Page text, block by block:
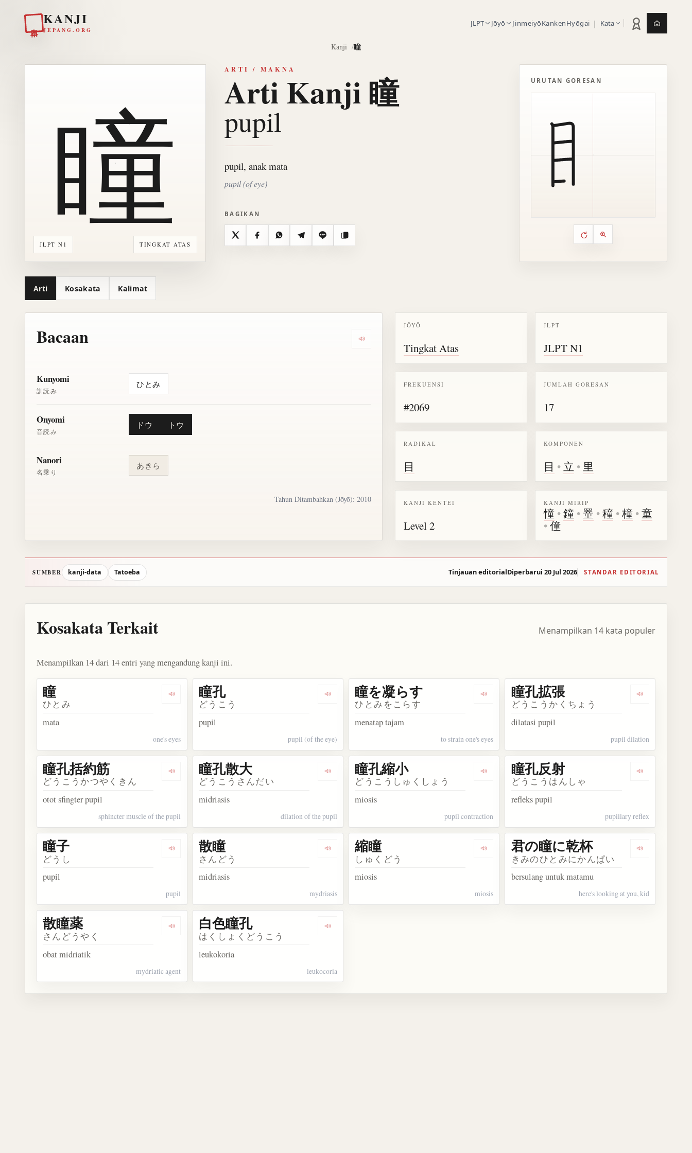
KANJI
JEPANG.ORG
JLPT Jōyō JinmeiyōKankenHyōgai | Kata Statistik latihan
Kanji 瞳
JLPT N1 TINGKAT ATAS
瞳
ARTI / MAKNA
Arti Kanji 瞳
pupil
pupil, anak mata
pupil (of eye)
BAGIKAN
X FacebookWhatsAppTelegramLine Salin
URUTAN GORESAN
Kontrol animasi urutan
Putar ulang animasi
Perbesar animasi
Arti Kosakata Kalimat
Bacaan Dengarkan semua bacaan untuk kanji 瞳
Kunyomi
訓読み
ひとみ
Onyomi
音読み
ドウ トウ
Nanori
名乗り
あきら
Tahun Ditambahkan (Jōyō): 2010
JŌYŌ
Tingkat Atas
JLPT
JLPT N1
FREKUENSI
#2069
JUMLAH GORESAN
17
RADIKAL
目
KOMPONEN
目 • 立 • 里
KANJI KENTEI
Level 2
KANJI MIRIP
憧 •鐘 •罿 •穜 •橦 •童
•僮
SUMBER kanji-data Tatoeba Tinjauan editorialDiperbarui 20 Jul 2026 STANDAR EDITORIAL
Kosakata Terkait Menampilkan 14 kata populer
Menampilkan 14 dari 14 entri yang mengandung kanji ini.
Dengarkan kosakata 瞳
瞳
ひとみ
mata
one's eyes
Dengarkan kosakata 瞳孔
瞳孔
どうこう
pupil
pupil (of the eye)
Dengarkan kosakata 瞳を凝らす
瞳を凝らす
ひとみをこらす
menatap tajam
to strain one's eyes
Dengarkan
瞳孔拡張
どうこうかくちょう
dilatasi pupil
pupil dilation
Dengarkan kosakata 瞳孔括約筋
瞳孔括約筋
どうこうかつやくきん
otot sfingter pupil
sphincter muscle of the pupil
Dengarkan kosakata 瞳孔散大
瞳孔散大
どうこうさんだい
midriasis
dilation of the pupil
Dengarkan kosakata 瞳孔縮小
瞳孔縮小
どうこうしゅくしょう
miosis
pupil contraction
Dengarkan
瞳孔反射
どうこうはんしゃ
refleks pupil
pupillary reflex
Dengarkan kosakata 瞳子
瞳子
どうし
pupil
pupil
Dengarkan kosakata 散瞳
散瞳
さんどう
midriasis
mydriasis
Dengarkan kosakata 縮瞳
縮瞳
しゅくどう
miosis
miosis
Dengarkan
君の瞳に乾杯
きみのひとみにかんぱい
bersulang untuk matamu
here's looking at you, kid
Dengarkan kosakata 散瞳薬
散瞳薬
さんどうやく
obat midriatik
mydriatic agent
Dengarkan kosakata 白色瞳孔
白色瞳孔
はくしょくどうこう
leukokoria
leukocoria